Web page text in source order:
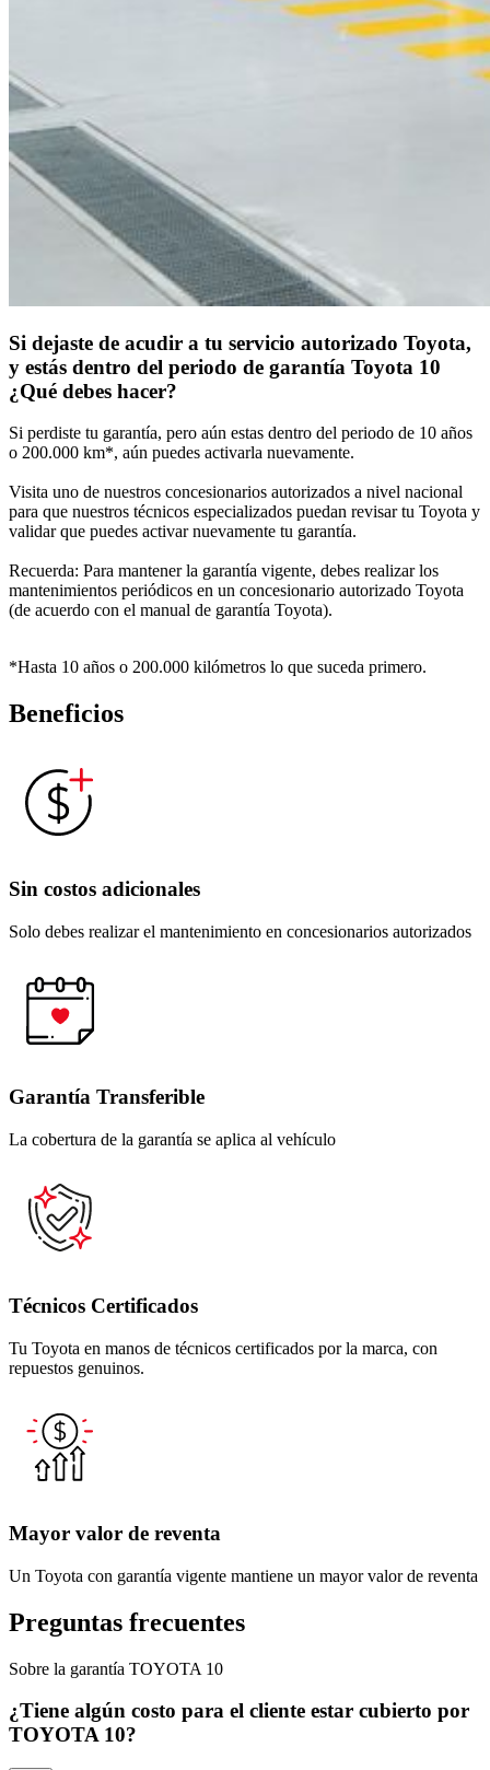
Si dejaste de acudir a tu servicio autorizado Toyota,
y estás dentro del periodo de garantía Toyota 10
¿Qué debes hacer?
Si perdiste tu garantía, pero aún estas dentro del periodo de 10 años
o 200.000 km*, aún puedes activarla nuevamente.
Visita uno de nuestros concesionarios autorizados a nivel nacional
para que nuestros técnicos especializados puedan revisar tu Toyota y
validar que puedes activar nuevamente tu garantía.
Recuerda: Para mantener la garantía vigente, debes realizar los
mantenimientos periódicos en un concesionario autorizado Toyota
(de acuerdo con el manual de garantía Toyota).
*Hasta 10 años o 200.000 kilómetros lo que suceda primero.
Beneficios
Sin costos adicionales
Solo debes realizar el mantenimiento en concesionarios autorizados
Garantía Transferible
La cobertura de la garantía se aplica al vehículo
Técnicos Certificados
Tu Toyota en manos de técnicos certificados por la marca, con
repuestos genuinos.
Mayor valor de reventa
Un Toyota con garantía vigente mantiene un mayor valor de reventa
Preguntas frecuentes
Sobre la garantía TOYOTA 10
¿Tiene algún costo para el cliente estar cubierto por
TOYOTA 10?